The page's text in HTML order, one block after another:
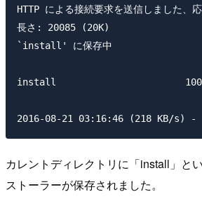
HTTP による接続要求を送信しました
長さ: 20085 (20K)
`install' に保存中
install
カレントディレクトリに「install」と
ストーラーが保存されました。